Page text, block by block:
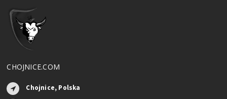
CHOJNICE.COM
Chojnice, Polska